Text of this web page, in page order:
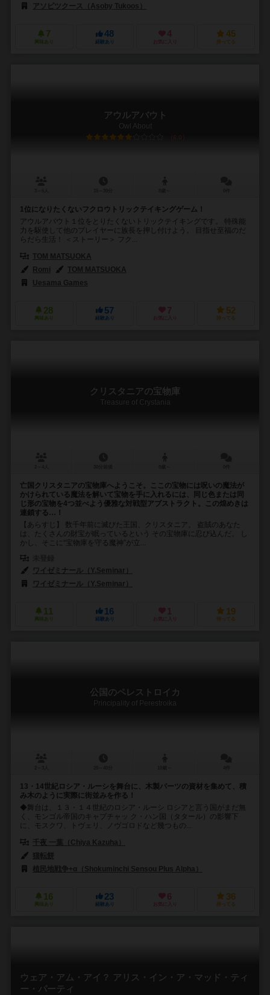
アソビツクース（Asoby Tukoos）
7
興味あり
48
経験あり
4
お気に入り
45
持ってる
アウルアバウト
Owl About
6.0
1位になりたくないフクロウトリックテイキングゲーム！
アウルアバウト１位をとりたくないトリックテイキングです。 特殊能
力を駆使して他のプレイヤーに族長を押し付けよう。 目指せ至福のだ
らだら生活！ ＜ストーリー＞ フク...
TOM MATSUOKA
Romi
TOM MATSUOKA
Uesama Games
28
興味あり
57
経験あり
7
お気に入り
52
持ってる
クリスタニアの宝物庫
Treasure of Crystania
亡国クリスタニアの宝物庫へようこそ。ここの宝物には呪いの魔法が
かけられている魔法を解いて宝物を手に入れるには、同じ色または同
じ形の宝物を4つ並べよう優雅な対戦型アブストラクト。この煌めきは
連鎖する…！
【あらすじ】 数千年前に滅びた王国、クリスタニア。 盗賊のあなた
は、たくさんの財宝が眠っているという その宝物庫に忍び込んだ。 し
かし、そこに“宝物庫を守る魔神”が立...
ワイゼミナール（Y.Seminar）
ワイゼミナール（Y.Seminar）
11
興味あり
16
経験あり
1
お気に入り
19
持ってる
公国のペレストロイカ
Principality of Perestroika
13・14世紀ロシア・ルーシを舞台に、木製パーツの資材を集めて、積
み木のように実際に街並みを作る！
◆舞台は、１３・１４世紀のロシア・ルーシ ロシアと言う国がまだ無
く、モンゴル帝国のキャプチャッ ク・ハン国（タタール）の影響下
に、モスクワ、トヴェリ、ノヴゴロドなど幾つもの...
千夜 一葉（Chiya Kazuha）
猫転餅
植民地戦争+α（Shokuminchi Sensou Plus Alpha）
16
興味あり
23
経験あり
6
お気に入り
36
持ってる
ウェア・アム・アイ？ アリス・イン・ア・マッド・ティ
ー・パーティ